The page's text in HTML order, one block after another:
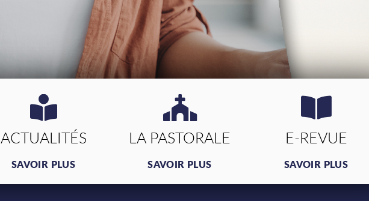
ACTUALITÉS
SAVOIR PLUS
LA PASTORALE
SAVOIR PLUS
E-REVUE
SAVOIR PLUS